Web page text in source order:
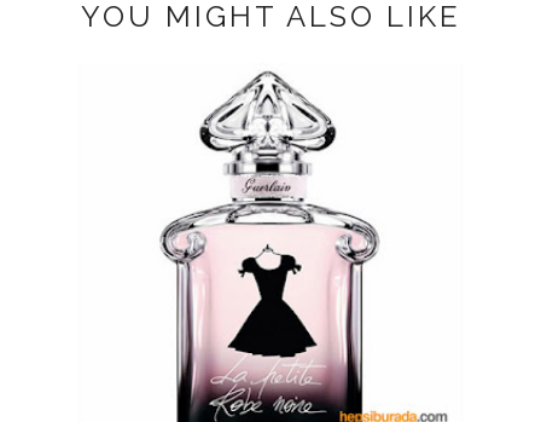
YOU MIGHT ALSO LIKE